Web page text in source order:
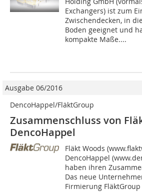
Exchangers) ist zum
Zwischendecken, in
Boden geeignet und
kompakte Maße....
Ausgabe 06/2016
DencoHappel/FläktGroup
Zusammenschluss von
DencoHappel
Fläkt Woods
DencoHappel
haben ihren
Das neue
Firmierung